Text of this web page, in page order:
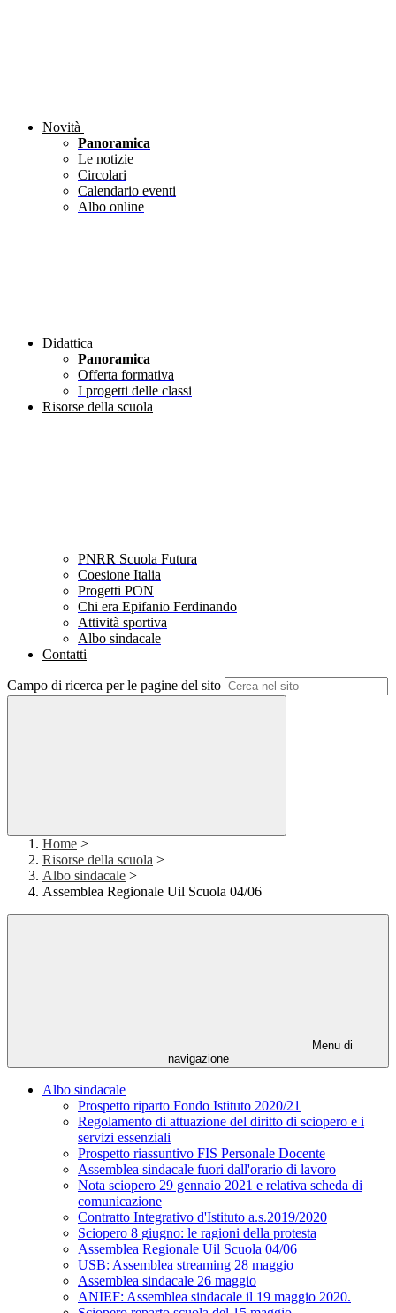
Novità
Panoramica
Le notizie
Circolari
Calendario eventi
Albo online
Didattica
Panoramica
Offerta formativa
I progetti delle classi
Risorse della scuola
PNRR Scuola Futura
Coesione Italia
Progetti PON
Chi era Epifanio Ferdinando
Attività sportiva
Albo sindacale
Contatti
Campo di ricerca per le pagine del sito
Home >
Risorse della scuola >
Albo sindacale >
Assemblea Regionale Uil Scuola 04/06
Menu di
navigazione
Albo sindacale
Prospetto riparto Fondo Istituto 2020/21
Regolamento di attuazione del diritto di sciopero e i
servizi essenziali
Prospetto riassuntivo FIS Personale Docente
Assemblea sindacale fuori dall'orario di lavoro
Nota sciopero 29 gennaio 2021 e relativa scheda di
comunicazione
Contratto Integrativo d'Istituto a.s.2019/2020
Sciopero 8 giugno: le ragioni della protesta
Assemblea Regionale Uil Scuola 04/06
USB: Assemblea streaming 28 maggio
Assemblea sindacale 26 maggio
ANIEF: Assemblea sindacale il 19 maggio 2020.